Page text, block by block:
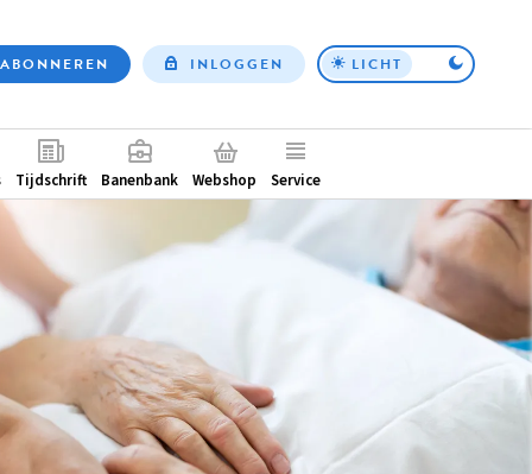
Top
ABONNEREN INLOGGEN LICHT
Tijdschrift Banenbank Webshop Service